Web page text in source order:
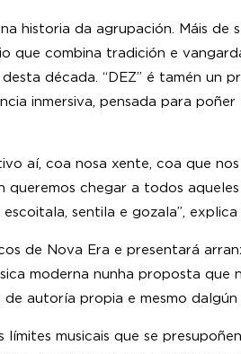
historia da agrupación. Máis
que combina tradición e
década. “DEZ” é tamén un
inmersiva, pensada para
aí, coa nosa xente, coa que
chegar a todos
sentila e gozala”,
de Nova Era e presentará
moderna nunha proposta que
autoría propia e mesmo
musicais que se